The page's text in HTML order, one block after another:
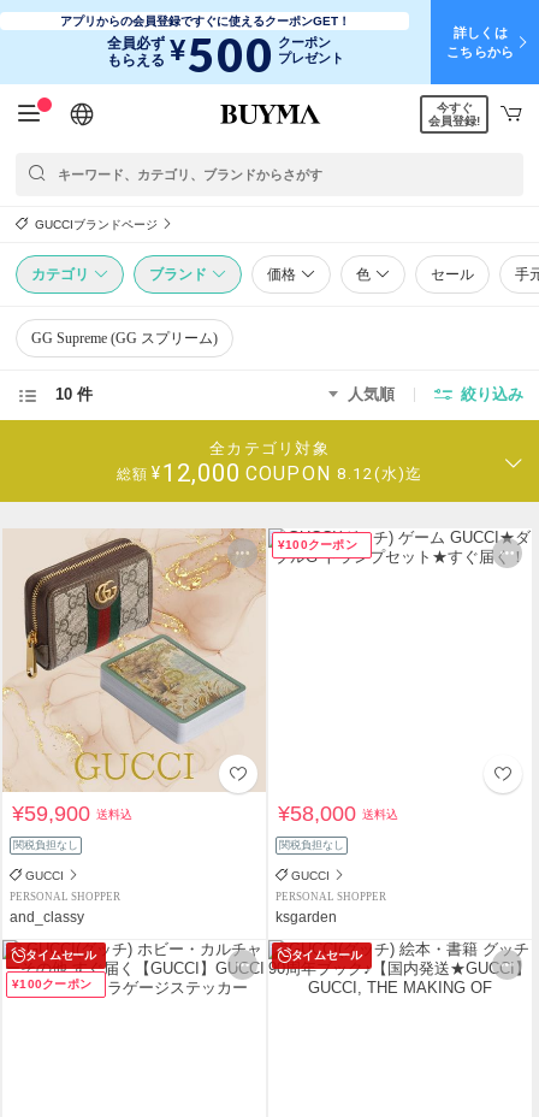
アプリからの会員登録ですぐに使えるクーポンGET！
全員必ず
もらえる ¥500 クーポン
プレゼント
詳しくは
こちらから
日本語
English
简体中文
繁體中文
今すぐ
会員登録!
GUCCIブランドページ
カテゴリ ブランド 価格 色 セール 手
GG Supreme (GG スプリーム)
10 件 人気順 絞り込み
全カテゴリ対象
総額 ¥12,000 COUPON 8.12(水)迄
¥59,900送料込
関税負担なし
GUCCI
PERSONAL SHOPPER
and_classy
¥100クーポン
¥58,000送料込
関税負担なし
GUCCI
PERSONAL SHOPPER
ksgarden
タイムセール
¥100クーポン
タイムセール